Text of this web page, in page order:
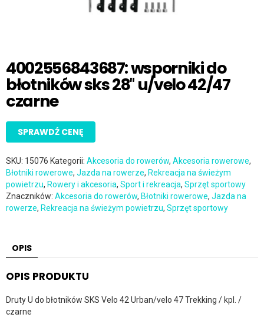
4002556843687: wsporniki do
błotników sks 28″ u/velo 42/47
czarne
SPRAWDŹ CENĘ
SKU: 15076 Kategorii: Akcesoria do rowerów, Akcesoria rowerowe,
Błotniki rowerowe, Jazda na rowerze, Rekreacja na świeżym
powietrzu, Rowery i akcesoria, Sport i rekreacja, Sprzęt sportowy
Znaczników: Akcesoria do rowerów, Błotniki rowerowe, Jazda na
rowerze, Rekreacja na świeżym powietrzu, Sprzęt sportowy
OPIS
OPIS PRODUKTU
Druty U do błotników SKS Velo 42 Urban/velo 47 Trekking / kpl. /
czarne